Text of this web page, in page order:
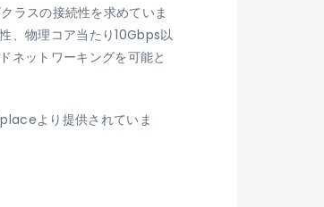
ラスの接続性を求めていま
、物理コア当たり10Gbps以
ネットワーキングを可能と
より提供されていま